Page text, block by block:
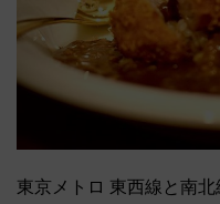
東京メトロ 東西線と南